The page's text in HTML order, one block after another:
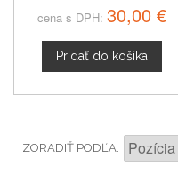
cena s DPH: 30,00 €
Pridať do košíka
ZORADIŤ PODĽA